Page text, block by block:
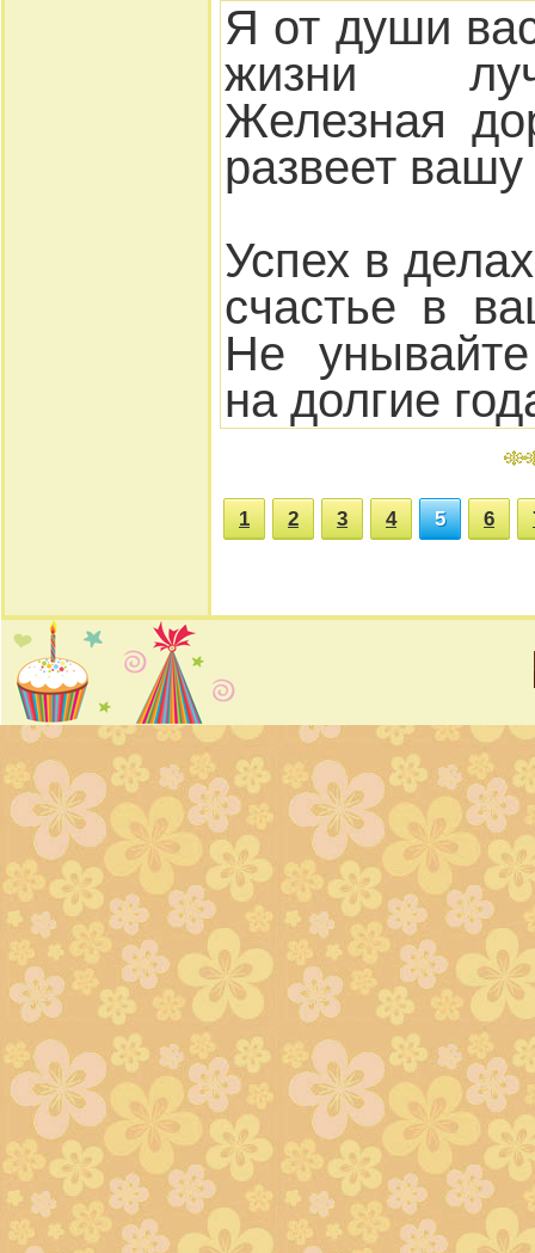
Я от души
жизни
Железная
развеет вашу
Успех в
счастье в
Не
на долгие
1 2 3 4 5 6